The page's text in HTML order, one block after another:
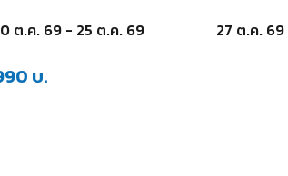
ต.ค. 69 - 25 ต.ค. 69 27 ต.ค. 69
บ.